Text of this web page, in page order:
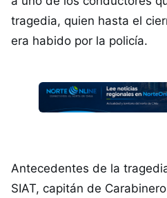
tragedia, quien hasta el
era habido por la policía.
Antecedentes de la
SIAT, capitán de